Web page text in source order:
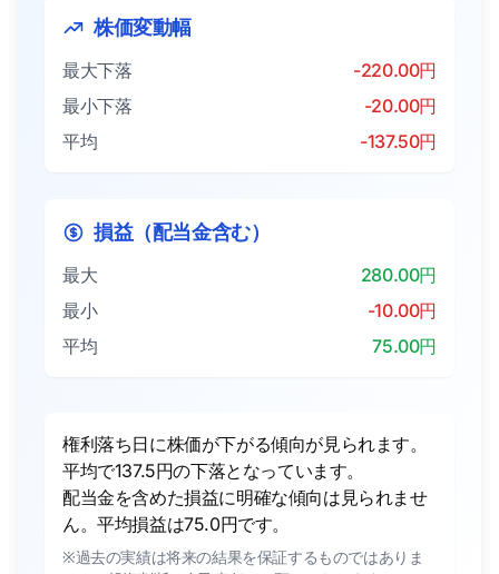
株価変動幅
最大下落
-220.00円
最小下落
-20.00円
平均
-137.50円
損益（配当金含む）
最大
280.00円
最小
-10.00円
平均
75.00円
権利落ち日に株価が下がる傾向が見られます。
平均で137.5円の下落となっています。
配当金を含めた損益に明確な傾向は見られませ
ん。平均損益は75.0円です。
※過去の実績は将来の結果を保証するものではありま